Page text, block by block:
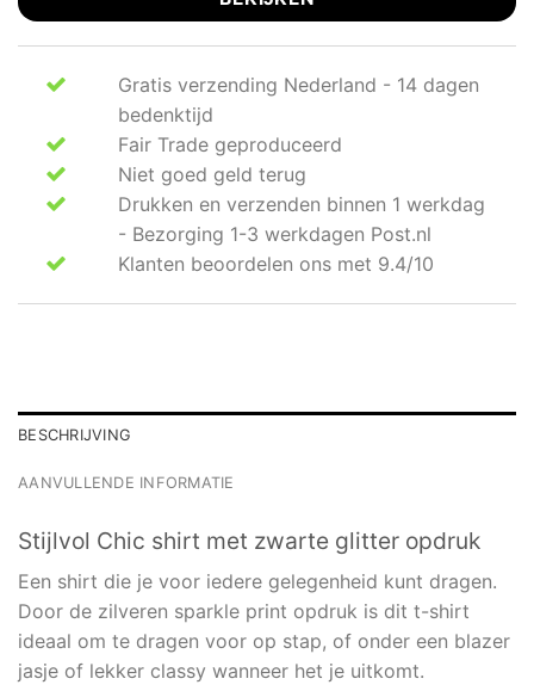
Gratis verzending Nederland - 14 dagen
bedenktijd
Fair Trade geproduceerd
Niet goed geld terug
Drukken en verzenden binnen 1 werkdag
- Bezorging 1-3 werkdagen Post.nl
Klanten beoordelen ons met 9.4/10
BESCHRIJVING
AANVULLENDE INFORMATIE
Stijlvol Chic shirt met zwarte glitter opdruk
Een shirt die je voor iedere gelegenheid kunt dragen.
Door de zilveren sparkle print opdruk is dit t-shirt
ideaal om te dragen voor op stap, of onder een blazer
jasje of lekker classy wanneer het je uitkomt.